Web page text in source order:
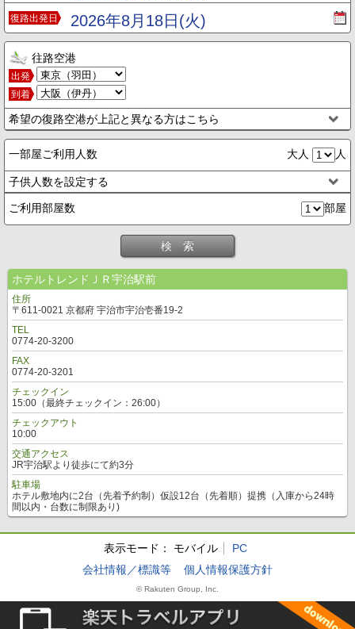
復路出発日 2026年8月18日(火)
往路空港
出発
到着
希望の復路空港が上記と異なる方はこちら
一部屋ご利用人数 大人 人
子供人数を設定する
ご利用部屋数 部屋
検 索
ホテルトレンドＪＲ宇治駅前
住所
〒611-0021 京都府 宇治市宇治壱番19-2
TEL
0774-20-3200
FAX
0774-20-3201
チェックイン
15:00（最終チェックイン：26:00）
チェックアウト
10:00
交通アクセス
JR宇治駅より徒歩にて約3分
駐車場
ホテル敷地内に2台（先着予約制）仮設12台（先着順）提携（入庫から24時
間以内・台数に制限あり)
表示モード： モバイル
PC
会社情報／標識等
個人情報保護方針
© Rakuten Group, Inc.